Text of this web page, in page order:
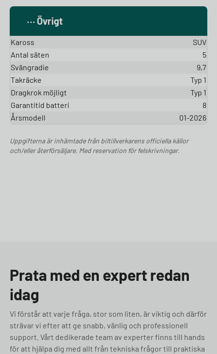
Övrigt
Kaross
SUV
Antal säten
5
Svängradie
9,7
Takräcke
Typ 1
Dragkrok möjligt
Typ 1
Garantitid batteri
8
Årsmodell
01-2026
Uppgifterna är inhämtade från biltillverkarens officiella källor
och/eller återförsäljare. Med reservation för felskrivningar.
Prata med en expert redan
idag
Vi förstår att varje fråga, stor som liten, är viktig och därför
strävar vi efter att ge snabb, vänlig och professionell
support. Vårt dedikerade team av experter finns till hands
för att hjälpa dig med allt från tekniska frågor till praktiska